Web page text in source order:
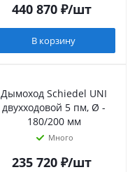
440 870₽/шт
В корзину
Дымоход Schiedel UNI
двухходовой 5 пм, Ø -
180/200 мм
Много
235 720₽/шт